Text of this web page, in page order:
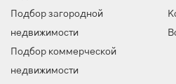
Подбор загородной
недвижимости
Подбор коммерческой
недвижимости